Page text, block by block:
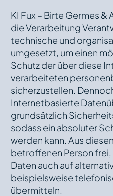
KI Fux – Birte Germes &
die Verarbeitung
technische und
umgesetzt, um einen
Schutz der über diese
verarbeiteten
sicherzustellen.
Internetbasierte
grundsätzlich
sodass ein absoluter
werden kann. Aus
betroffenen Person
Daten auch auf
beispielsweise
übermitteln.